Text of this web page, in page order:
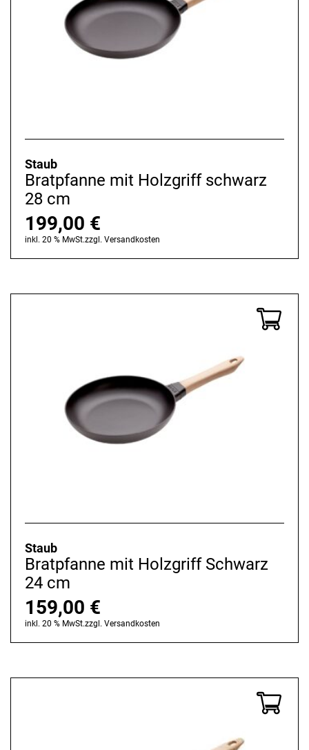
Staub
Bratpfanne mit Holzgriff schwarz
28 cm
199,00 €
inkl. 20 % MwSt.zzgl. Versandkosten
Staub
Bratpfanne mit Holzgriff Schwarz
24 cm
159,00 €
inkl. 20 % MwSt.zzgl. Versandkosten